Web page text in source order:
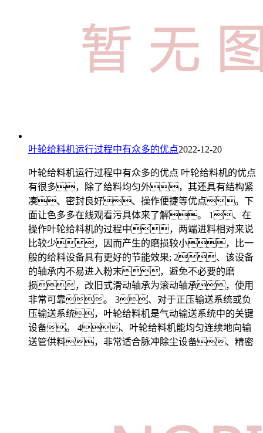
叶轮给料机运行过程中有众多的优点2022-12-20
叶轮给料机运行过程中有众多的优点 叶轮给料机的优点
有很多，除了给料均匀外，其还具有结构紧
凑、密封良好、操作便捷等优点。下
面让色多多在线观看污具体来了解。 1、在
操作叶轮给料机的过程中，两端进料相对来说
比较少，因而产生的磨损较小，比一
般的给料设备具有更好的节能效果; 2、该设备
的轴承内不易进入粉末，避免不必要的磨
损，改旧式滑动轴承为滚动轴承，使用
非常可靠。 3、对于正压输送系统或负
压输送系统，叶轮给料机是气动输送系统中的关键
设备。 4、叶轮给料机能均匀连续地向输
送管供料，非常适合脉冲除尘设备、精密